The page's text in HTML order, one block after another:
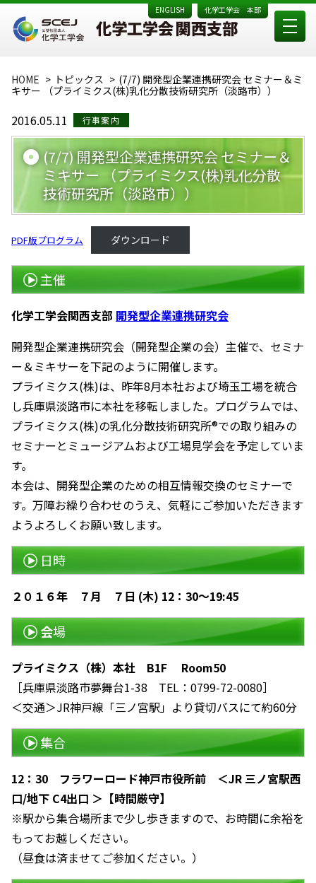
ENGLISH 化学工学会 本部
HOME トピックス
(7/7) 開発型企業連携研究会 セミナー＆ミ
キサー （プライミクス(株)乳化分散技術研究所（淡路市））
2016.05.11 行事案内
(7/7) 開発型企業連携研究会 セミナー＆
ミキサー （プライミクス(株)乳化分散
技術研究所（淡路市））
PDF版プログラム ダウンロード
主催
化学工学会関西支部 開発型企業連携研究会
開発型企業連携研究会（開発型企業の会）主催で、セミナ
ー＆ミキサーを下記のように開催します。
プライミクス(株)は、昨年8月本社および埼玉工場を統合
し兵庫県淡路市に本社を移転しました。プログラムでは、
プライミクス(株)の乳化分散技術研究所®での取り組みの
セミナーとミュージアムおよび工場見学会を予定していま
す。
本会は、開発型企業のための相互情報交換のセミナーで
す。万障お繰り合わせのうえ、気軽にご参加いただきます
ようよろしくお願い致します。
日時
２０１６年 ７月 ７日 (木) 12：30～19:45
会場
プライミクス（株）本社 B1F Room50
［兵庫県淡路市夢舞台1-38 TEL：0799-72-0080］
＜交通＞JR神戸線「三ノ宮駅」より貸切バスにて約60分
集合
12：30 フラワーロード神戸市役所前 ＜JR 三ノ宮駅西
口/地下 C4出口 ＞【時間厳守】
※駅から集合場所まで少し歩きますので、お時間に余裕を
もってお越しください。
（昼食は済ませてご参加ください。）